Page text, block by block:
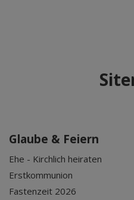
Glaube & Feiern
Ehe - Kirchlich heiraten
Erstkommunion
Fastenzeit 2026